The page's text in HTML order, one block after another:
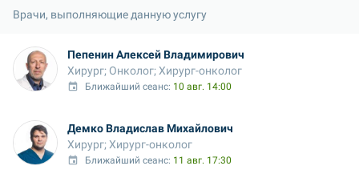
Врачи, выполняющие данную услугу
Пепенин Алексей Владимирович
Хирург; Онколог; Хирург-онколог
Ближайший сеанс: 10 авг. 14:00
Демко Владислав Михайлович
Хирург; Хирург-онколог
Ближайший сеанс: 11 авг. 17:30